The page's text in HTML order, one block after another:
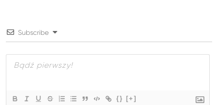
Subscribe
{} [+]